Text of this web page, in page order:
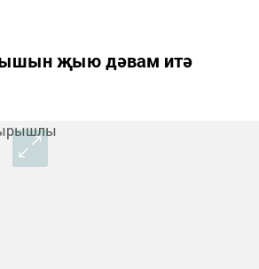
җыю дәвам итә